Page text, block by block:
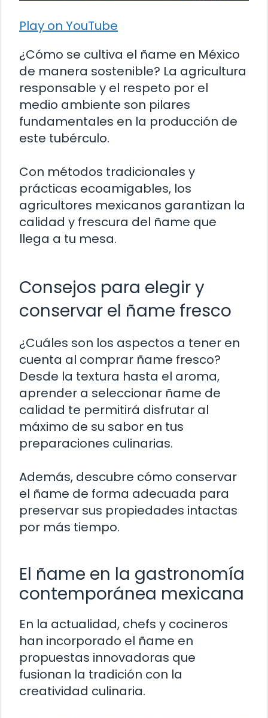
Play on YouTube
¿Cómo se cultiva el ñame en México
de manera sostenible? La agricultura
responsable y el respeto por el
medio ambiente son pilares
fundamentales en la producción de
este tubérculo.
Con métodos tradicionales y
prácticas ecoamigables, los
agricultores mexicanos garantizan la
calidad y frescura del ñame que
llega a tu mesa.
Consejos para elegir y
conservar el ñame fresco
¿Cuáles son los aspectos a tener en
cuenta al comprar ñame fresco?
Desde la textura hasta el aroma,
aprender a seleccionar ñame de
calidad te permitirá disfrutar al
máximo de su sabor en tus
preparaciones culinarias.
Además, descubre cómo conservar
el ñame de forma adecuada para
preservar sus propiedades intactas
por más tiempo.
El ñame en la gastronomía
contemporánea mexicana
En la actualidad, chefs y cocineros
han incorporado el ñame en
propuestas innovadoras que
fusionan la tradición con la
creatividad culinaria.